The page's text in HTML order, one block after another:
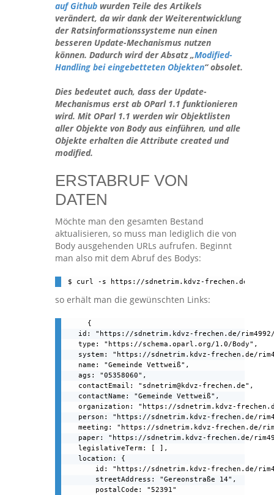
auf Github wurden Teile des Artikels
verändert, da wir dank der Weiterentwicklung
der Ratsinformationssysteme nun einen
besseren Update-Mechanismus nutzen
können. Dadurch wird der Absatz „Modified-
Handling bei eingebetteten Objekten“ obsolet.
Dies bedeutet auch, dass der Update-
Mechanismus erst ab OParl 1.1 funktionieren
wird. Mit OParl 1.1 werden wir Objektlisten
aller Objekte von Body aus einführen, und alle
Objekte erhalten die Attribute created und
modified.
ERSTABRUF VON
DATEN
Möchte man den gesamten Bestand
aktualisieren, so muss man lediglich die von
Body ausgehenden URLs aufrufen. Beginnt
man also mit dem Abruf des Bodys:
$ curl -s https://sdnetrim.kdvz-frechen.de/
so erhält man die gewünschten Links:
{
id: "https://sdnetrim.kdvz-frechen.de/
    type: "https://schema.oparl.org/1.0/Body",
system: "https://sdnetrim.kdvz-frechen.de/
    name: "Gemeinde Vettweiß",
    ags: "05358060",
    contactEmail: "sdnetrim@kdvz-frechen.de",
    contactName: "Gemeinde Vettweiß",
organization: "https://sdnetrim.kdvz-
person: "https://sdnetrim.kdvz-frechen.de/
meeting: "https://sdnetrim.kdvz-frechen.de/
paper: "https://sdnetrim.kdvz-frechen.de/
    legislativeTerm: [ ],
    location: {
id: "https://sdnetrim.kdvz-frechen.de/
        streetAddress: "Gereonstraße 14",
        postalCode: "52391"